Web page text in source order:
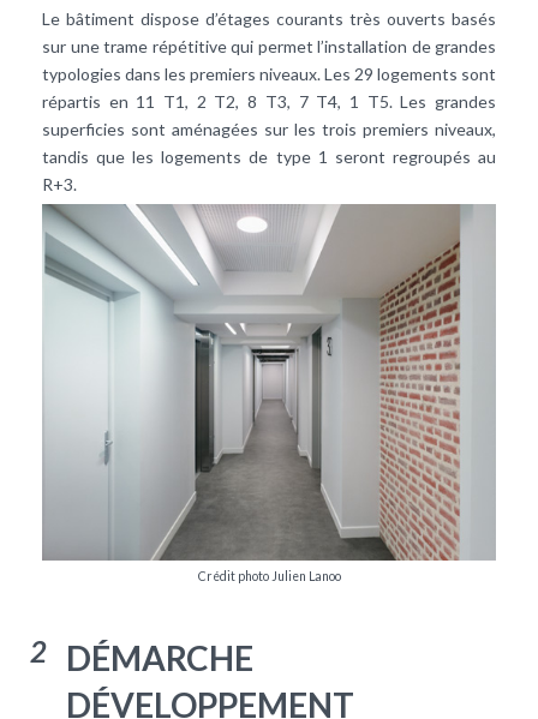
Le bâtiment dispose d’étages courants très ouverts basés
sur une trame répétitive qui permet l’installation de grandes
typologies dans les premiers niveaux. Les 29 logements sont
répartis en 11 T1, 2 T2, 8 T3, 7 T4, 1 T5. Les grandes
superficies sont aménagées sur les trois premiers niveaux,
tandis que les logements de type 1 seront regroupés au
R+3.
Crédit photo Julien Lanoo
2
DÉMARCHE
DÉVELOPPEMENT